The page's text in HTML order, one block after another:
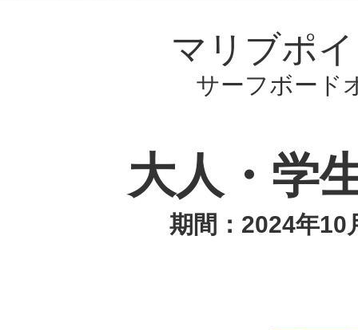
マリブポ
サーフボード
大人・学
期間：2024年10